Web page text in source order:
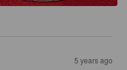
5 years ago